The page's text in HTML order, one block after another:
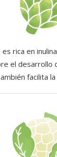
es rica en
el desarrollo
facilita